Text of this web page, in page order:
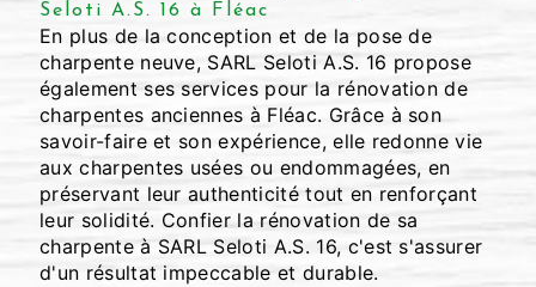
Seloti A.S. 16 à Fléac
En plus de la conception et de la pose de
charpente neuve, SARL Seloti A.S. 16 propose
également ses services pour la rénovation de
charpentes anciennes à Fléac. Grâce à son
savoir-faire et son expérience, elle redonne vie
aux charpentes usées ou endommagées, en
préservant leur authenticité tout en renforçant
leur solidité. Confier la rénovation de sa
charpente à SARL Seloti A.S. 16, c'est s'assurer
d'un résultat impeccable et durable.